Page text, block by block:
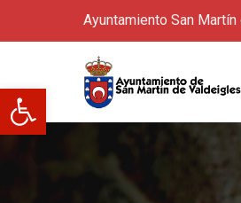
Abrir barra de herramientas
Ayuntamiento San